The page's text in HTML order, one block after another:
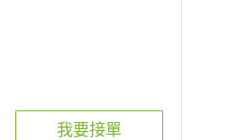
我要接單